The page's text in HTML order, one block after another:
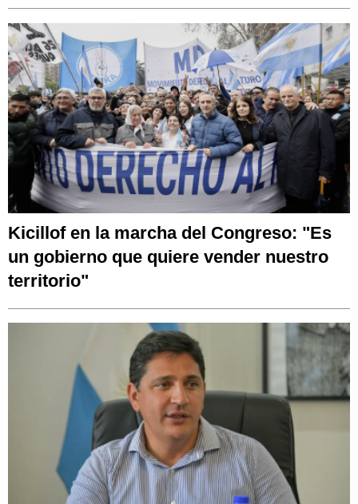
Kicillof en la marcha del Congreso: "Es
un gobierno que quiere vender nuestro
territorio"